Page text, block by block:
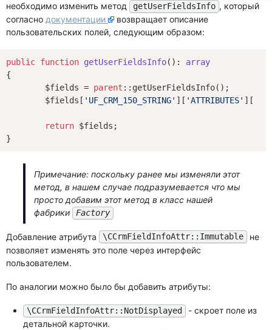
необходимо изменить метод getUserFieldsInfo , который
согласно документации
возвращает описание
пользовательских полей, следующим образом:
public function getUserFieldsInfo() : array
{
	$fields =
parent ::getUserFieldsInfo();
	$fields[
'UF_CRM_150_STRING' ][ 'ATTRIBUTES' ][] =
return $fields;
Примечание: поскольку ранее мы изменяли этот
метод, в нашем случае подразумевается что мы
просто добавим этот метод в класс нашей
фабрики
Factory
Добавление атрибута \CCrmFieldInfoAttr::Immutable
не
позволяет изменять это поле через интерфейс
пользователем.
По аналогии можно было бы добавить атрибуты:
\CCrmFieldInfoAttr::NotDisplayed
- скроет поле из
детальной карточки.